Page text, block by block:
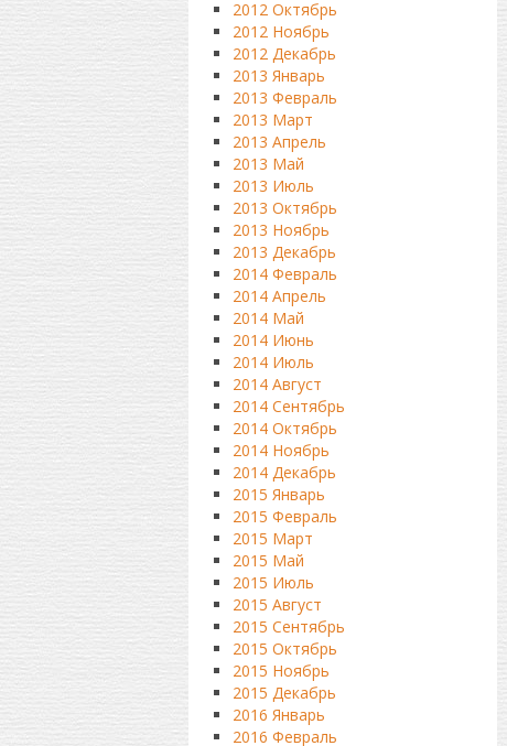
2012 Октябрь
2012 Ноябрь
2012 Декабрь
2013 Январь
2013 Февраль
2013 Март
2013 Апрель
2013 Май
2013 Июль
2013 Октябрь
2013 Ноябрь
2013 Декабрь
2014 Февраль
2014 Апрель
2014 Май
2014 Июнь
2014 Июль
2014 Август
2014 Сентябрь
2014 Октябрь
2014 Ноябрь
2014 Декабрь
2015 Январь
2015 Февраль
2015 Март
2015 Май
2015 Июль
2015 Август
2015 Сентябрь
2015 Октябрь
2015 Ноябрь
2015 Декабрь
2016 Январь
2016 Февраль